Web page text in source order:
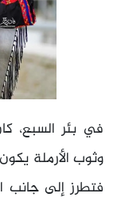
في بئر السبع،
وثوب الأرملة يكون
فتطرز إلى جانب